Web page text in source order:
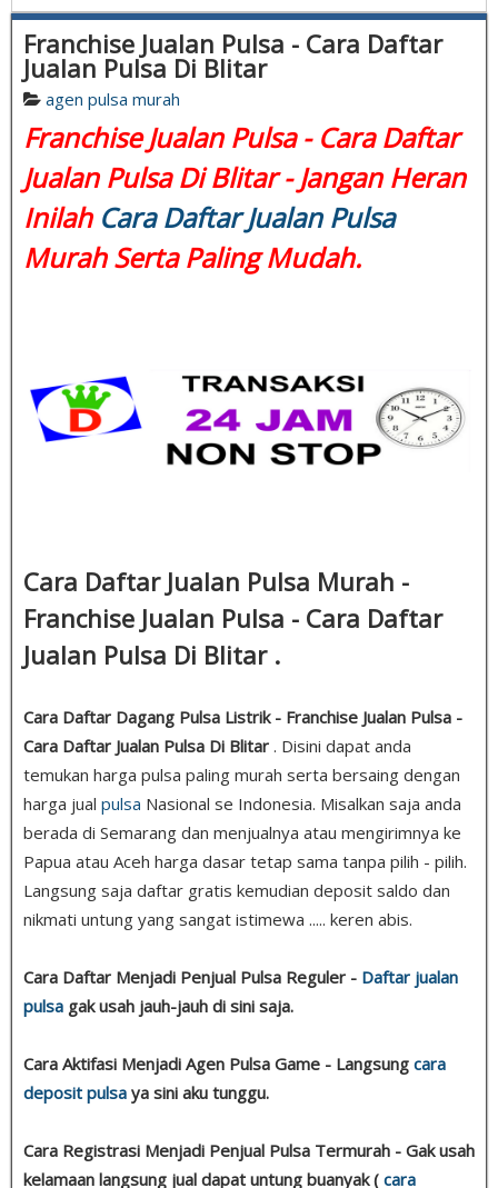
Franchise Jualan Pulsa - Cara Daftar
Jualan Pulsa Di Blitar
agen pulsa murah
Franchise Jualan Pulsa - Cara Daftar
Jualan Pulsa Di Blitar - Jangan Heran
Inilah Cara Daftar Jualan Pulsa
Murah Serta Paling Mudah.
Cara Daftar Jualan Pulsa Murah -
Franchise Jualan Pulsa - Cara Daftar
Jualan Pulsa Di Blitar .
Cara Daftar Dagang Pulsa Listrik - Franchise Jualan Pulsa -
Cara Daftar Jualan Pulsa Di Blitar . Disini dapat anda
temukan harga pulsa paling murah serta bersaing dengan
harga jual pulsa Nasional se Indonesia. Misalkan saja anda
berada di Semarang dan menjualnya atau mengirimnya ke
Papua atau Aceh harga dasar tetap sama tanpa pilih - pilih.
Langsung saja daftar gratis kemudian deposit saldo dan
nikmati untung yang sangat istimewa ..... keren abis.
Cara Daftar Menjadi Penjual Pulsa Reguler - Daftar jualan
pulsa gak usah jauh-jauh di sini saja.
Cara Aktifasi Menjadi Agen Pulsa Game - Langsung cara
deposit pulsa ya sini aku tunggu.
Cara Registrasi Menjadi Penjual Pulsa Termurah - Gak usah
kelamaan langsung jual dapat untung buanyak ( cara